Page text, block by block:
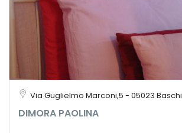
Via Guglielmo Marconi,5 - 05023 Baschi
DIMORA PAOLINA